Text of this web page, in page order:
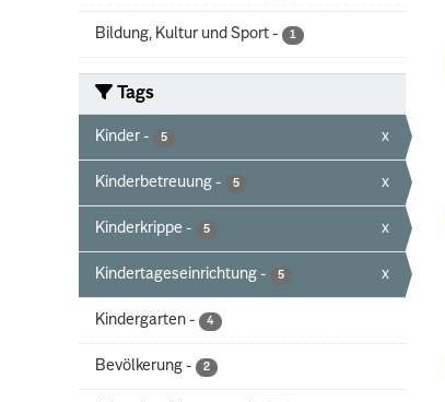
Bildung, Kultur und Sport - 1
Tags
Kinder - 5 x
Kinderbetreuung - 5 x
Kinderkrippe - 5 x
Kindertageseinrichtung - 5 x
Kindergarten - 4
Bevölkerung - 2